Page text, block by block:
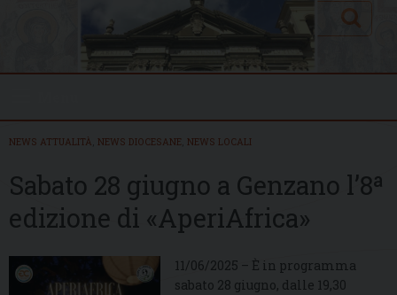
Search
NEWS ATTUALITÀ NEWS DIOCESANE NEWS LOCALI
Sabato 28 giugno a Genzano l’8ª
edizione di «AperiAfrica»
11/06/2025 – È in programma
sabato 28 giugno, dalle 19,30